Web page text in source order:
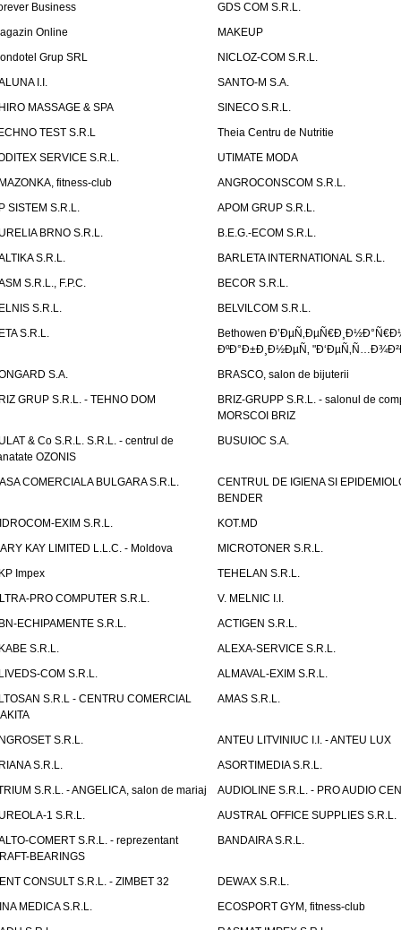
Business
GDS COM S.R.L.
Online
MAKEUP
Grup SRL
NICLOZ-COM S.R.L.
I.I.
SANTO-M S.A.
MASSAGE & SPA
SINECO S.R.L.
TEST S.R.L
Theia Centru de Nutritie
SERVICE S.R.L.
UTIMATE MODA
fitness-club
ANGROCONSCOM S.R.L.
SISTEM S.R.L.
APOM GRUP S.R.L.
BRNO S.R.L.
B.E.G.-ECOM S.R.L.
S.R.L.
BARLETA INTERNATIONAL S.R.L.
S.R.L., F.P.C.
BECOR S.R.L.
S.R.L.
BELVILCOM S.R.L.
S.R.L.
Bethowen
ÐºÐ°Ð±Ð¸Ð½ÐµÑ‚
S.A.
BRASCO, salon de bijuterii
GRUP S.R.L. - TEHNO DOM
BRIZ-GRUPP S.R.L. - salonul de
MORSCOI BRIZ
& Co S.R.L. S.R.L. - centrul de
OZONIS
BUSUIOC S.A.
COMERCIALA BULGARA S.R.L.
CENTRUL DE IGIENA SI
BENDER
EXIM S.R.L.
KOT.MD
KAY LIMITED L.L.C. - Moldova
MICROTONER S.R.L.
Impex
TEHELAN S.R.L.
PRO COMPUTER S.R.L.
V. MELNIC I.I.
ECHIPAMENTE S.R.L.
ACTIGEN S.R.L.
S.R.L.
ALEXA-SERVICE S.R.L.
COM S.R.L.
ALMAVAL-EXIM S.R.L.
S.R.L - CENTRU COMERCIAL
AMAS S.R.L.
S.R.L.
ANTEU LITVINIUC I.I. - ANTEU LUX
S.R.L.
ASORTIMEDIA S.R.L.
S.R.L. - ANGELICA, salon de mariaj
AUDIOLINE S.R.L. - PRO AUDIO
1 S.R.L.
AUSTRAL OFFICE SUPPLIES S.R.L.
COMERT S.R.L. - reprezentant
BEARINGS
BANDAIRA S.R.L.
CONSULT S.R.L. - ZIMBET 32
DEWAX S.R.L.
MEDICA S.R.L.
ECOSPORT GYM, fitness-club